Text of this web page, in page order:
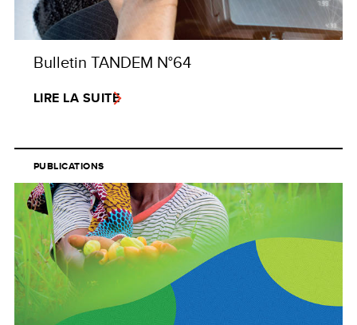
Bulletin TANDEM N°64
LIRE LA SUITE
PUBLICATIONS